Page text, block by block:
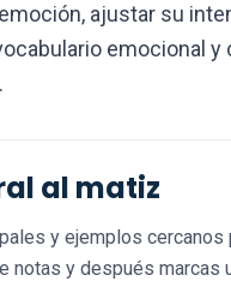
ajustar su
emocional
al matiz
y ejemplos
notas y después marcas